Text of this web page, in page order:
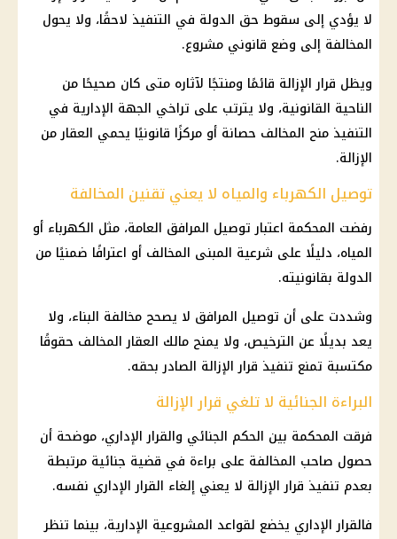
لا يؤدي إلى سقوط حق الدولة في التنفيذ لاحقًا، ولا يحول
المخالفة إلى وضع قانوني مشروع.
ويظل قرار الإزالة قائمًا ومنتجًا لآثاره متى كان صحيحًا من
الناحية القانونية، ولا يترتب على تراخي الجهة الإدارية في
التنفيذ منح المخالف حصانة أو مركزًا قانونيًا يحمي العقار من
الإزالة.
توصيل الكهرباء والمياه لا يعني تقنين المخالفة
رفضت المحكمة اعتبار توصيل المرافق العامة، مثل الكهرباء أو
المياه، دليلًا على شرعية المبنى المخالف أو اعترافًا ضمنيًا من
الدولة بقانونيته.
وشددت على أن توصيل المرافق لا يصحح مخالفة البناء، ولا
يعد بديلًا عن الترخيص، ولا يمنح مالك العقار المخالف حقوقًا
مكتسبة تمنع تنفيذ قرار الإزالة الصادر بحقه.
البراءة الجنائية لا تلغي قرار الإزالة
فرقت المحكمة بين الحكم الجنائي والقرار الإداري، موضحة أن
حصول صاحب المخالفة على براءة في قضية جنائية مرتبطة
بعدم تنفيذ قرار الإزالة لا يعني إلغاء القرار الإداري نفسه.
فالقرار الإداري يخضع لقواعد المشروعية الإدارية، بينما تنظر